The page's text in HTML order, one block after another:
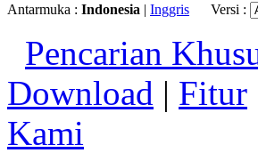
Antarmuka : Indonesia | Inggris Versi :
Pencarian
Download | Fitur
Kami